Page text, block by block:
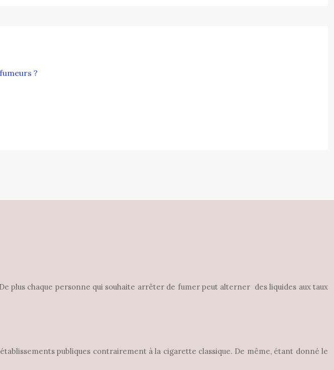
?
plus chaque personne qui souhaite arrêter de fumer peut alterner des liquides aux taux
publiques contrairement à la cigarette classique. De même, étant donné le